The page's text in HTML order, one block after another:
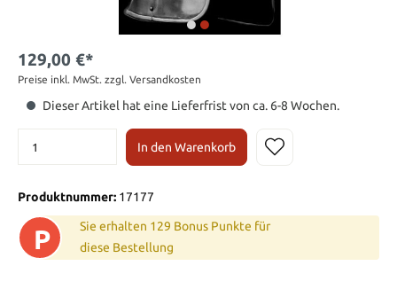
129,00 €*
Preise inkl. MwSt. zzgl. Versandkosten
Dieser Artikel hat eine Lieferfrist von ca. 6-8 Wochen.
In den Warenkorb
Produktnummer: 17177
P
Sie erhalten 129 Bonus Punkte für
diese Bestellung